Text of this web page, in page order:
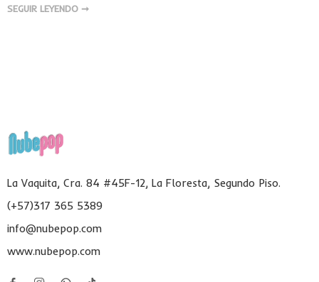
SEGUIR LEYENDO ➞
La Vaquita, Cra. 84 #45F-12, La Floresta, Segundo Piso.
(+57)317 365 5389
info@nubepop.com
www.nubepop.com